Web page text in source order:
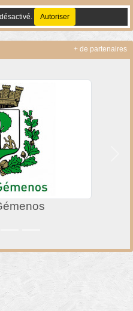
Autoriser
+ de partenaires